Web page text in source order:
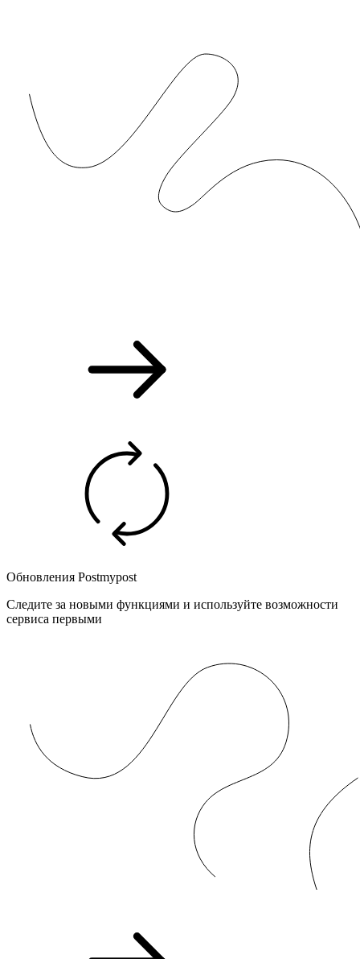
Обновления Postmypost
Следите за новыми функциями и используйте возможности
сервиса первыми